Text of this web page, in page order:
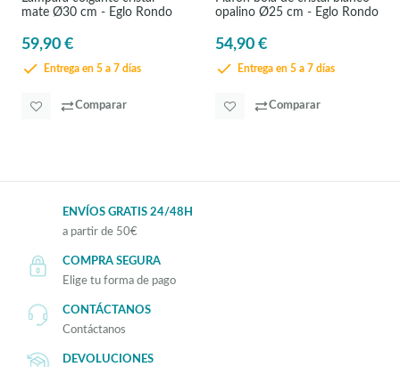
mate Ø30 cm - Eglo Rondo
59,90 €
Entrega en 5 a 7 días
Comparar
opalino Ø25 cm - Eglo Rondo
54,90 €
Entrega en 5 a 7 días
Comparar
ENVÍOS GRATIS 24/48H
a partir de 50€
COMPRA SEGURA
Elige tu forma de pago
CONTÁCTANOS
Contáctanos
DEVOLUCIONES